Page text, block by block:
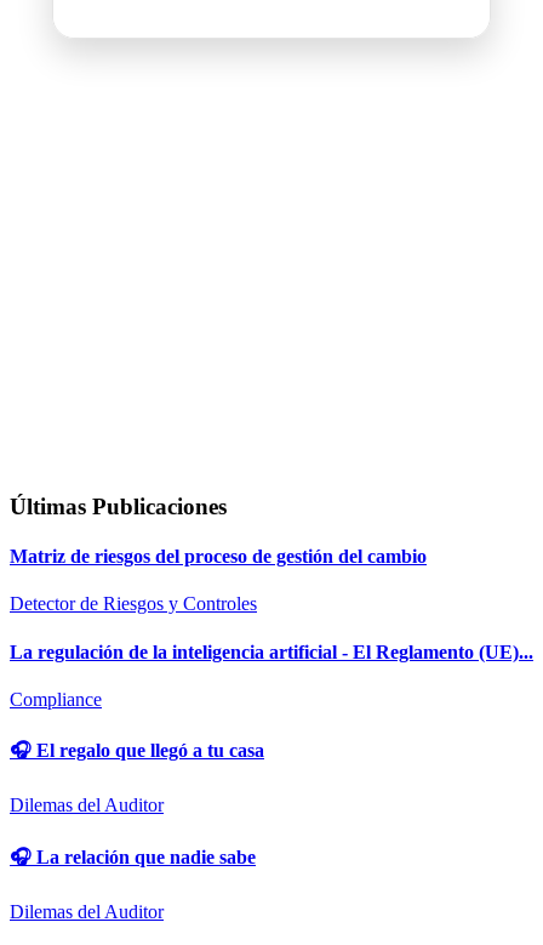
Últimas Publicaciones
Matriz de riesgos del proceso de gestión del cambio
Detector de Riesgos y Controles
La regulación de la inteligencia artificial - El Reglamento (UE)...
Compliance
🎧 El regalo que llegó a tu casa
Dilemas del Auditor
🎧 La relación que nadie sabe
Dilemas del Auditor